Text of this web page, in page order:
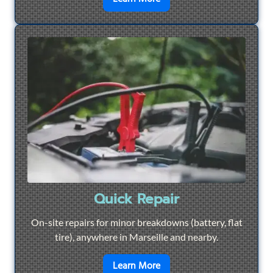
Quick Repair
On-site repairs for minor breakdowns (battery, flat
tire), anywhere in Marseille and nearby.
Learn Moreen savoir plus surQuick